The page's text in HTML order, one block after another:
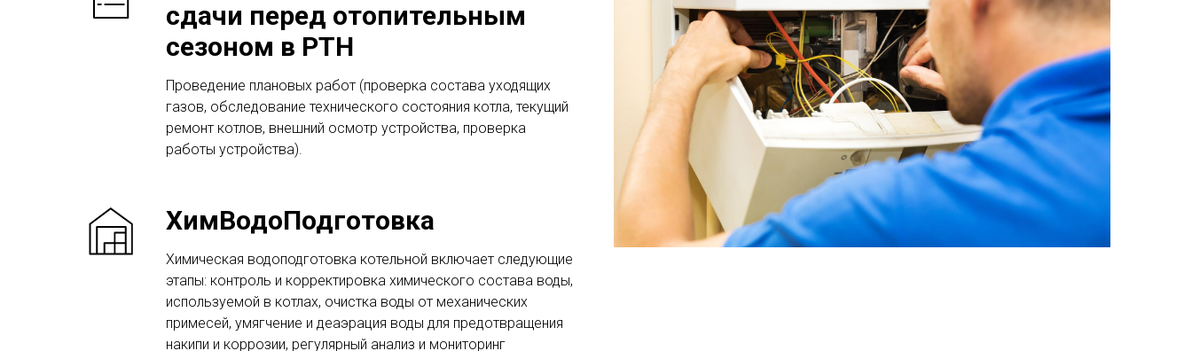
сдачи перед отопительным
сезоном в РТН
Проведение плановых работ (проверка состава уходящих
газов, обследование технического состояния котла, текущий
ремонт котлов, внешний осмотр устройства, проверка
работы устройства).
ХимВодоПодготовка
Химическая водоподготовка котельной включает следующие
этапы: контроль и корректировка химического состава воды,
используемой в котлах, очистка воды от механических
примесей, умягчение и деаэрация воды для предотвращения
накипи и коррозии, регулярный анализ и мониторинг